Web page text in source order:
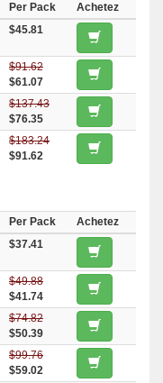
Per Pack
Achetez
$45.81
$91.62
$61.07
$137.43
$76.35
$183.24
$91.62
Per Pack
Achetez
$37.41
$49.88
$41.74
$74.82
$50.39
$99.76
$59.02